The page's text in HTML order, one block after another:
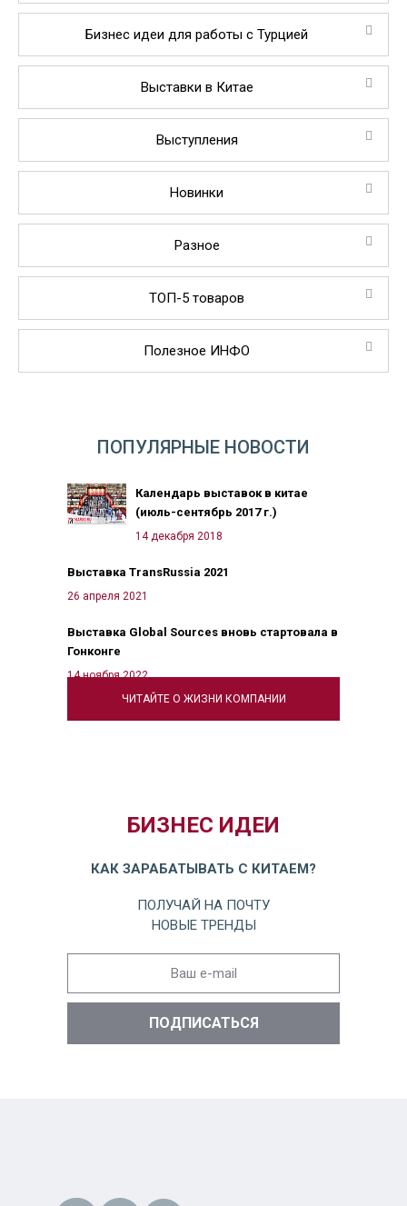
Бизнес идеи для работы с Турцией
Выставки в Китае
Выступления
Новинки
Разное
ТОП-5 товаров
Полезное ИНФО
ЧИТАЙТЕ О ЖИЗНИ КОМПАНИИ
ПОПУЛЯРНЫЕ НОВОСТИ
Календарь выставок в китае
(июль-сентябрь 2017 г.)
14 декабря 2018
Выставка TransRussia 2021
26 апреля 2021
Выставка Global Sources вновь стартовала в
Гонконге
14 ноября 2022
БИЗНЕС ИДЕИ
КАК ЗАРАБАТЫВАТЬ С КИТАЕМ?
ПОЛУЧАЙ НА ПОЧТУ
НОВЫЕ ТРЕНДЫ